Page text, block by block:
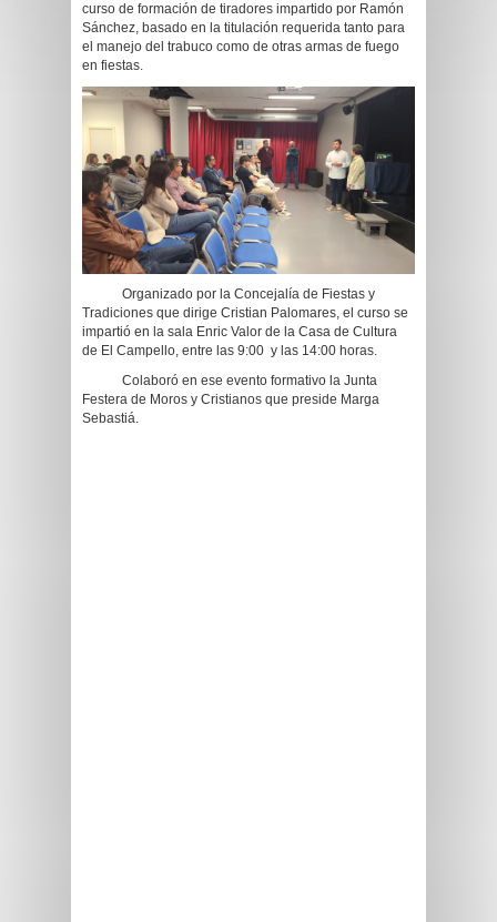
curso de formación de tiradores impartido por Ramón
Sánchez, basado en la titulación requerida tanto para
el manejo del trabuco como de otras armas de fuego
en fiestas.
Organizado por la Concejalía de Fiestas y
Tradiciones que dirige Cristian Palomares, el curso se
impartió en la sala Enric Valor de la Casa de Cultura
de El Campello, entre las 9:00 y las 14:00 horas.
Colaboró en ese evento formativo la Junta
Festera de Moros y Cristianos que preside Marga
Sebastiá.